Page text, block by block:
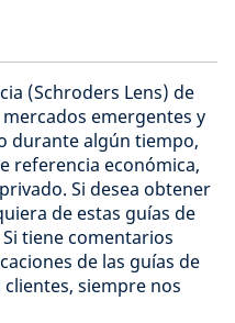
(Schroders Lens) de
emergentes y
durante algún tiempo,
referencia económica,
Si desea obtener
de estas guías de
tiene comentarios
de las guías de
siempre nos